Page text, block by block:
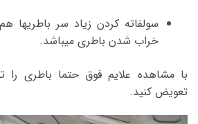
سولفاته کردن زیاد سر باطریها
خراب شدن باطری میباشد.
با مشاهده علایم فوق حتما باطری
تعویض کنید.